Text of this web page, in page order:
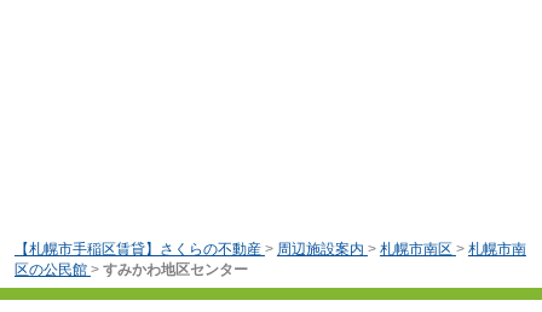
【札幌市手稲区賃貸】さくらの不動産 > 周辺施設案内 > 札幌市南区 > 札幌市南
区の公民館 > すみかわ地区センター